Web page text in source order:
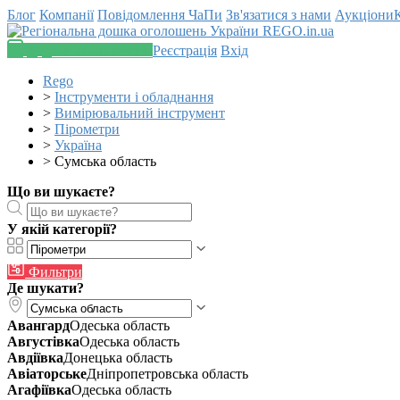
Блог Компанії Повідомлення ЧаПи Зв'язатися з нами Аукціони
Реєстрація Вхід
Rego
> Інструменти і обладнання
> Вимірювальний інструмент
> Пірометри
> Україна
> Сумська область
Що ви шукаєте?
У якій категорії?
Фильтри
Де шукати?
АвангардОдеська область
АвгустівкаОдеська область
АвдіївкаДонецька область
АвіаторськеДніпропетровська область
АгафіївкаОдеська область